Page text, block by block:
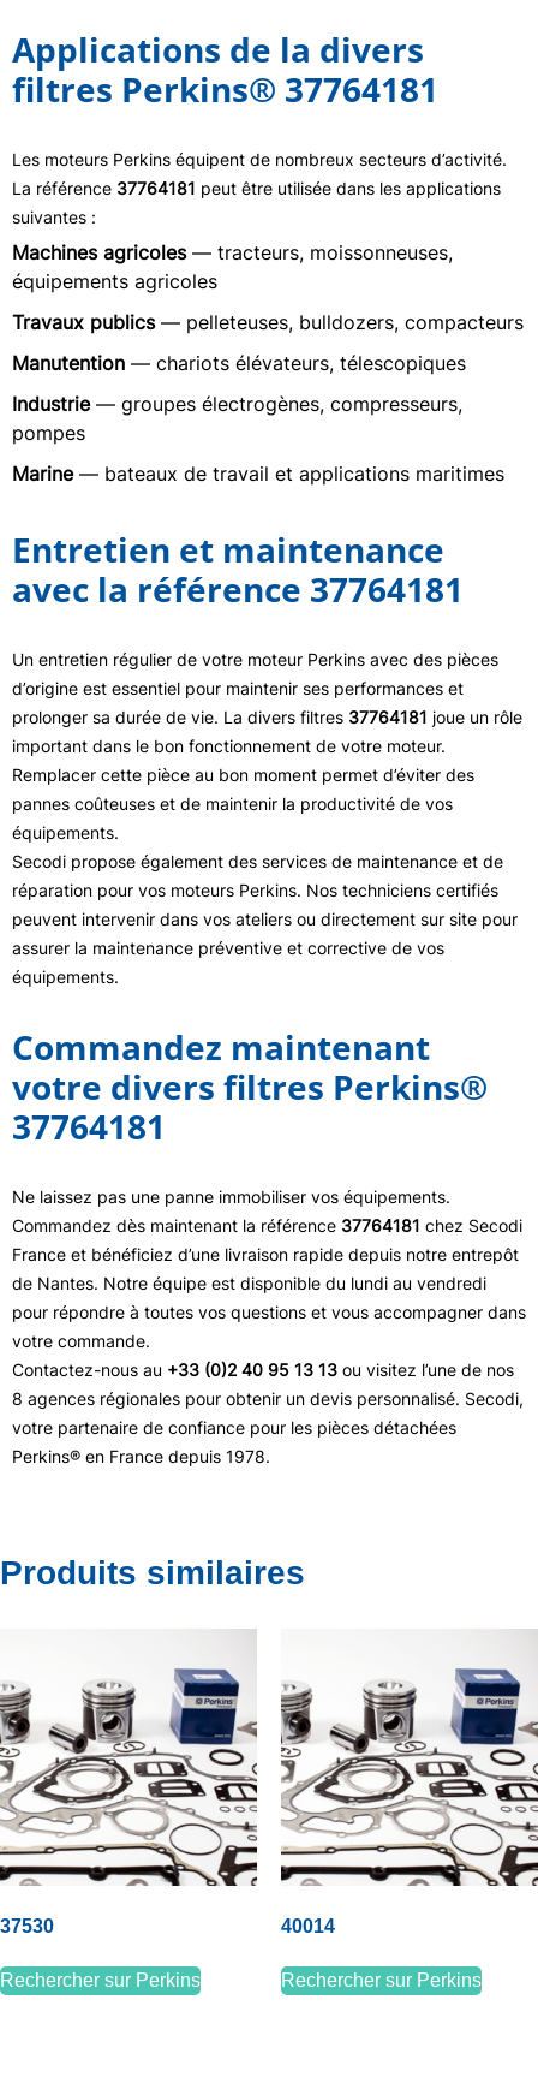
Applications de la divers
filtres Perkins® 37764181
Les moteurs Perkins équipent de nombreux secteurs d’activité.
La référence 37764181 peut être utilisée dans les applications
suivantes :
Machines agricoles— tracteurs, moissonneuses,
équipements agricoles
Travaux publics— pelleteuses, bulldozers, compacteurs
Manutention — chariots élévateurs, télescopiques
Industrie— groupes électrogènes, compresseurs,
pompes
Marine— bateaux de travail et applications maritimes
Entretien et maintenance
avec la référence 37764181
Un entretien régulier de votre moteur Perkins avec des pièces
d’origine est essentiel pour maintenir ses performances et
prolonger sa durée de vie. La divers filtres 37764181 joue un rôle
important dans le bon fonctionnement de votre moteur.
Remplacer cette pièce au bon moment permet d’éviter des
pannes coûteuses et de maintenir la productivité de vos
équipements.
Secodi propose également des services de maintenance et de
réparation pour vos moteurs Perkins. Nos techniciens certifiés
peuvent intervenir dans vos ateliers ou directement sur site pour
assurer la maintenance préventive et corrective de vos
équipements.
Commandez maintenant
votre divers filtres Perkins®
37764181
Ne laissez pas une panne immobiliser vos équipements.
Commandez dès maintenant la référence 37764181 chez Secodi
France et bénéficiez d’une livraison rapide depuis notre entrepôt
de Nantes. Notre équipe est disponible du lundi au vendredi
pour répondre à toutes vos questions et vous accompagner dans
votre commande.
Contactez-nous au +33 (0)2 40 95 13 13 ou visitez l’une de nos
8 agences régionales pour obtenir un devis personnalisé. Secodi,
votre partenaire de confiance pour les pièces détachées
Perkins® en France depuis 1978.
Produits similaires
37530
Rechercher sur Perkins
40014
Rechercher sur Perkins